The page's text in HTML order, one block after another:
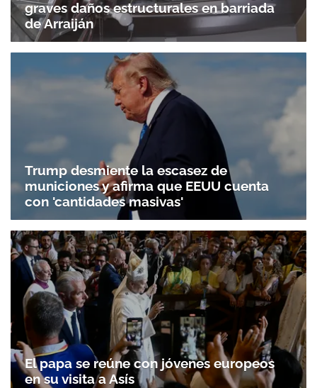
Gracias por suscribirte a nuestro boletín.
ACEPTAR
graves daños estructurales en barriada
de Arraiján
Trump desmiente la escasez de
municiones y afirma que EEUU cuenta
con 'cantidades masivas'
El papa se reúne con jóvenes europeos
en su visita a Asís